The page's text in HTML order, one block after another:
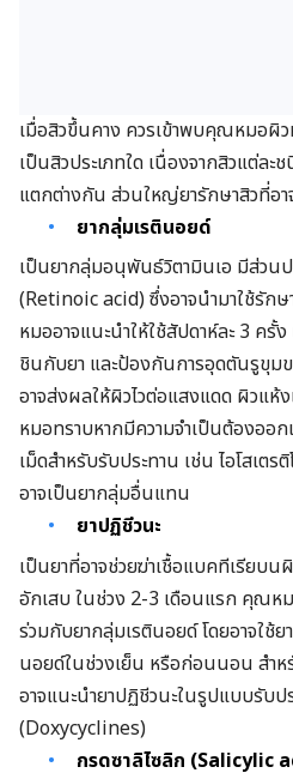
เมื่อสิวขึ้นคาง ควรเข้าพบคุณหมอผิ
เป็นสิวประเภทใด เนื่องจากสิวแต่ละ
แตกต่างกัน ส่วนใหญ่ยารักษาสิวที่อ
ยากลุ่มเรตินอยด์
เป็นยากลุ่มอนุพันธ์วิตามินเอ มีส่วน
(Retinoic acid) ซึ่งอาจนำมาใช้รัก
หมออาจแนะนำให้ใช้สัปดาห์ละ 3 ค
ชินกับยา และป้องกันการอุดตันรูขุม
อาจส่งผลให้ผิวไวต่อแสงแดด ผิวแห้
หมอทราบหากมีความจำเป็นต้องออ
เม็ดสำหรับรับประทาน เช่น ไอโสเ
อาจเป็นยากลุ่มอื่นแทน
ยาปฏิชีวนะ
เป็นยาที่อาจช่วยฆ่าเชื้อแบคทีเรียบน
อักเสบ ในช่วง 2-3 เดือนแรก คุณหม
ร่วมกับยากลุ่มเรตินอยด์ โดยอาจใช้ย
นอยด์ในช่วงเย็น หรือก่อนนอน สำ
อาจแนะนำยาปฏิชีวนะในรูปแบบรับป
(Doxycyclines)
กรดซาลิไซลิก (Salicylic